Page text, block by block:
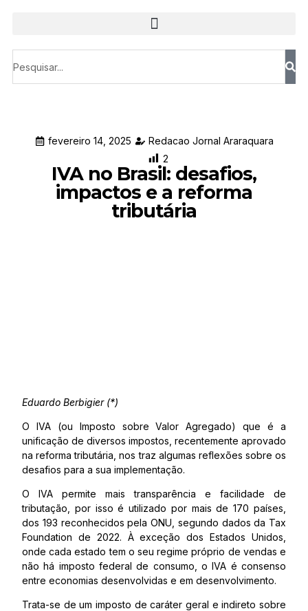
fevereiro 14, 2025
Redacao Jornal Araraquara
2
IVA no Brasil: desafios,
impactos e a reforma
tributária
Eduardo Berbigier (*)
O IVA (ou Imposto sobre Valor Agregado) que é a
unificação de diversos impostos, recentemente aprovado
na reforma tributária, nos traz algumas reflexões sobre os
desafios para a sua implementação.
O IVA permite mais transparência e facilidade de
tributação, por isso é utilizado por mais de 170 países,
dos 193 reconhecidos pela ONU, segundo dados da Tax
Foundation de 2022. À exceção dos Estados Unidos,
onde cada estado tem o seu regime próprio de vendas e
não há imposto federal de consumo, o IVA é consenso
entre economias desenvolvidas e em desenvolvimento.
Trata-se de um imposto de caráter geral e indireto sobre